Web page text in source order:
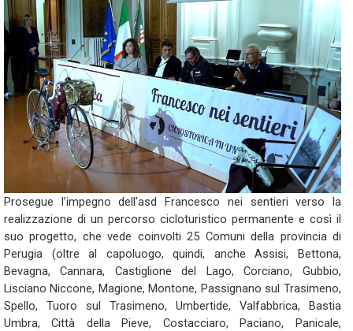
Prosegue l’impegno dell’asd Francesco nei sentieri verso la
realizzazione di un percorso cicloturistico permanente e così il
suo progetto, che vede coinvolti 25 Comuni della provincia di
Perugia (oltre al capoluogo, quindi, anche Assisi, Bettona,
Bevagna, Cannara, Castiglione del Lago, Corciano, Gubbio,
Lisciano Niccone, Magione, Montone, Passignano sul Trasimeno,
Spello, Tuoro sul Trasimeno, Umbertide, Valfabbrica, Bastia
Umbra, Città della Pieve, Costacciaro, Paciano, Panicale,